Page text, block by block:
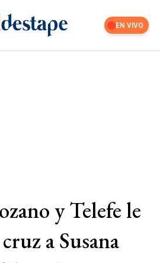
EN VIVO
y Telefe le
a Susana